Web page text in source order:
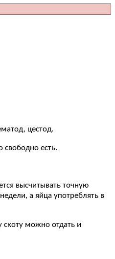
цестод.
свободно есть.
высчитывать точную
а яйца употреблять в
скоту можно отдать и